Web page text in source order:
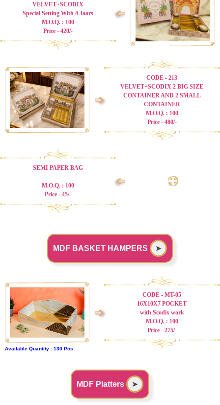
VELVET+SCODIX
Special Setting With 4 Jaars
M.O.Q. : 100
Price - 420/-
➩
➩
CODE - 213
VELVET+SCODIX 2 BIG SIZE
CONTAINER AND 2 SMALL
CONTAINER
M.O.Q. : 100
Price - 480/-
SEMI PAPER BAG
M.O.Q. : 100
Price - 45/-
➩
MDF BASKET HAMPERS ➤
Available Quantity : 130 Pcs.
➩
CODE - MT-05
16X10X7 POCKET
with Scodix work
M.O.Q. : 100
Price - 275/-
MDF Platters ➤